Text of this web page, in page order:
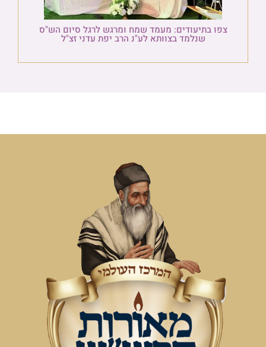
צפו בתיעודים: מעמד שמח ומרגש לרגל סיום הש"ס
שנלמד בצוותא לע"נ הרב יפת עדני זצ"ל